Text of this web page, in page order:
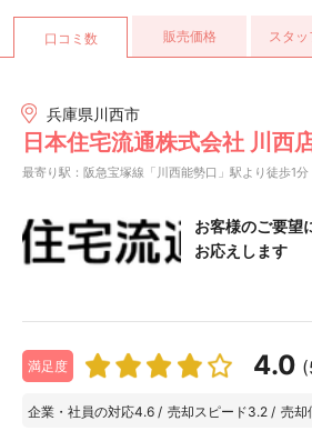
口コミ数 販売価格 スタ
兵庫県川西市
日本住宅流通株式会社 川西
最寄り駅：阪急宝塚線「川西能勢口」駅より徒歩1分
お客様のご要望
お応えします
満足度 4.0
企業・社員の対応4.6 / 売却スピード3.2 / 売却